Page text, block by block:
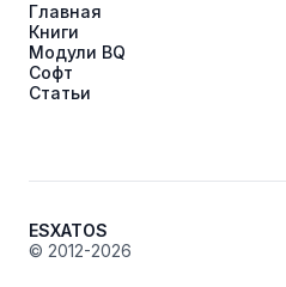
Главная
Книги
Модули BQ
Софт
Статьи
ESXATOS
© 2012-2026